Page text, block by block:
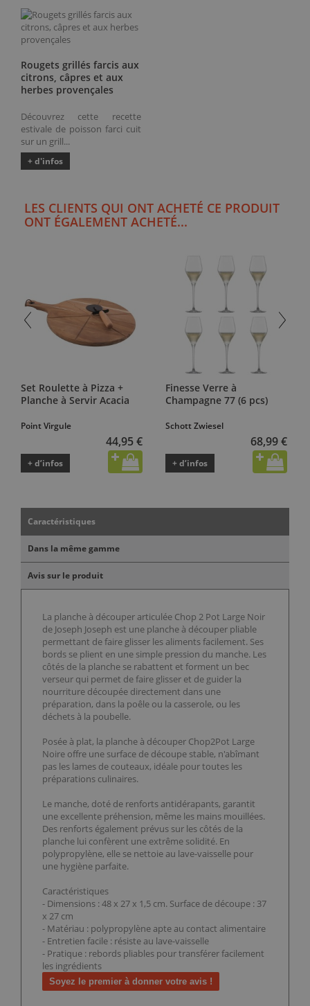
Rougets grillés farcis aux
citrons, câpres et aux
herbes provençales
Découvrez cette recette
estivale de poisson farci cuit
sur un grill...
+ d'infos
LES CLIENTS QUI ONT ACHETÉ CE PRODUIT
ONT ÉGALEMENT ACHETÉ...
Set Roulette à Pizza +
Planche à Servir Acacia
Point Virgule
44,95 €
+ d’infos
Finesse Verre à
Champagne 77 (6 pcs)
Schott Zwiesel
68,99 €
+ d’infos
Caractéristiques
Dans la même gamme
Avis sur le produit
La planche à découper articulée Chop 2 Pot Large Noir
de Joseph Joseph est une planche à découper pliable
permettant de faire glisser les aliments facilement. Ses
bords se plient en une simple pression du manche. Les
côtés de la planche se rabattent et forment un bec
verseur qui permet de faire glisser et de guider la
nourriture découpée directement dans une
préparation, dans la poêle ou la casserole, ou les
déchets à la poubelle.
Posée à plat, la planche à découper Chop2Pot Large
Noire offre une surface de découpe stable, n'abîmant
pas les lames de couteaux, idéale pour toutes les
préparations culinaires.
Le manche, doté de renforts antidérapants, garantit
une excellente préhension, même les mains mouillées.
Des renforts également prévus sur les côtés de la
planche lui confèrent une extrême solidité. En
polypropylène, elle se nettoie au lave-vaisselle pour
une hygiène parfaite.
Caractéristiques
- Dimensions : 48 x 27 x 1,5 cm. Surface de découpe : 37
x 27 cm
- Matériau : polypropylène apte au contact alimentaire
- Entretien facile : résiste au lave-vaisselle
- Pratique : rebords pliables pour transférer facilement
les ingrédients
Soyez le premier à donner votre avis !